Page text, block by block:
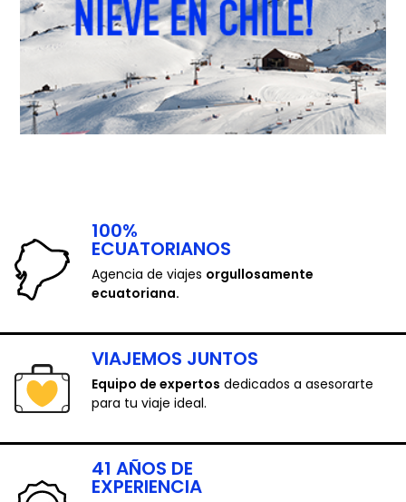
100%
ECUATORIANOS
Agencia de viajes orgullosamente
ecuatoriana.
VIAJEMOS JUNTOS
Equipo de expertos dedicados a asesorarte
para tu viaje ideal.
41 AÑOS DE
EXPERIENCIA